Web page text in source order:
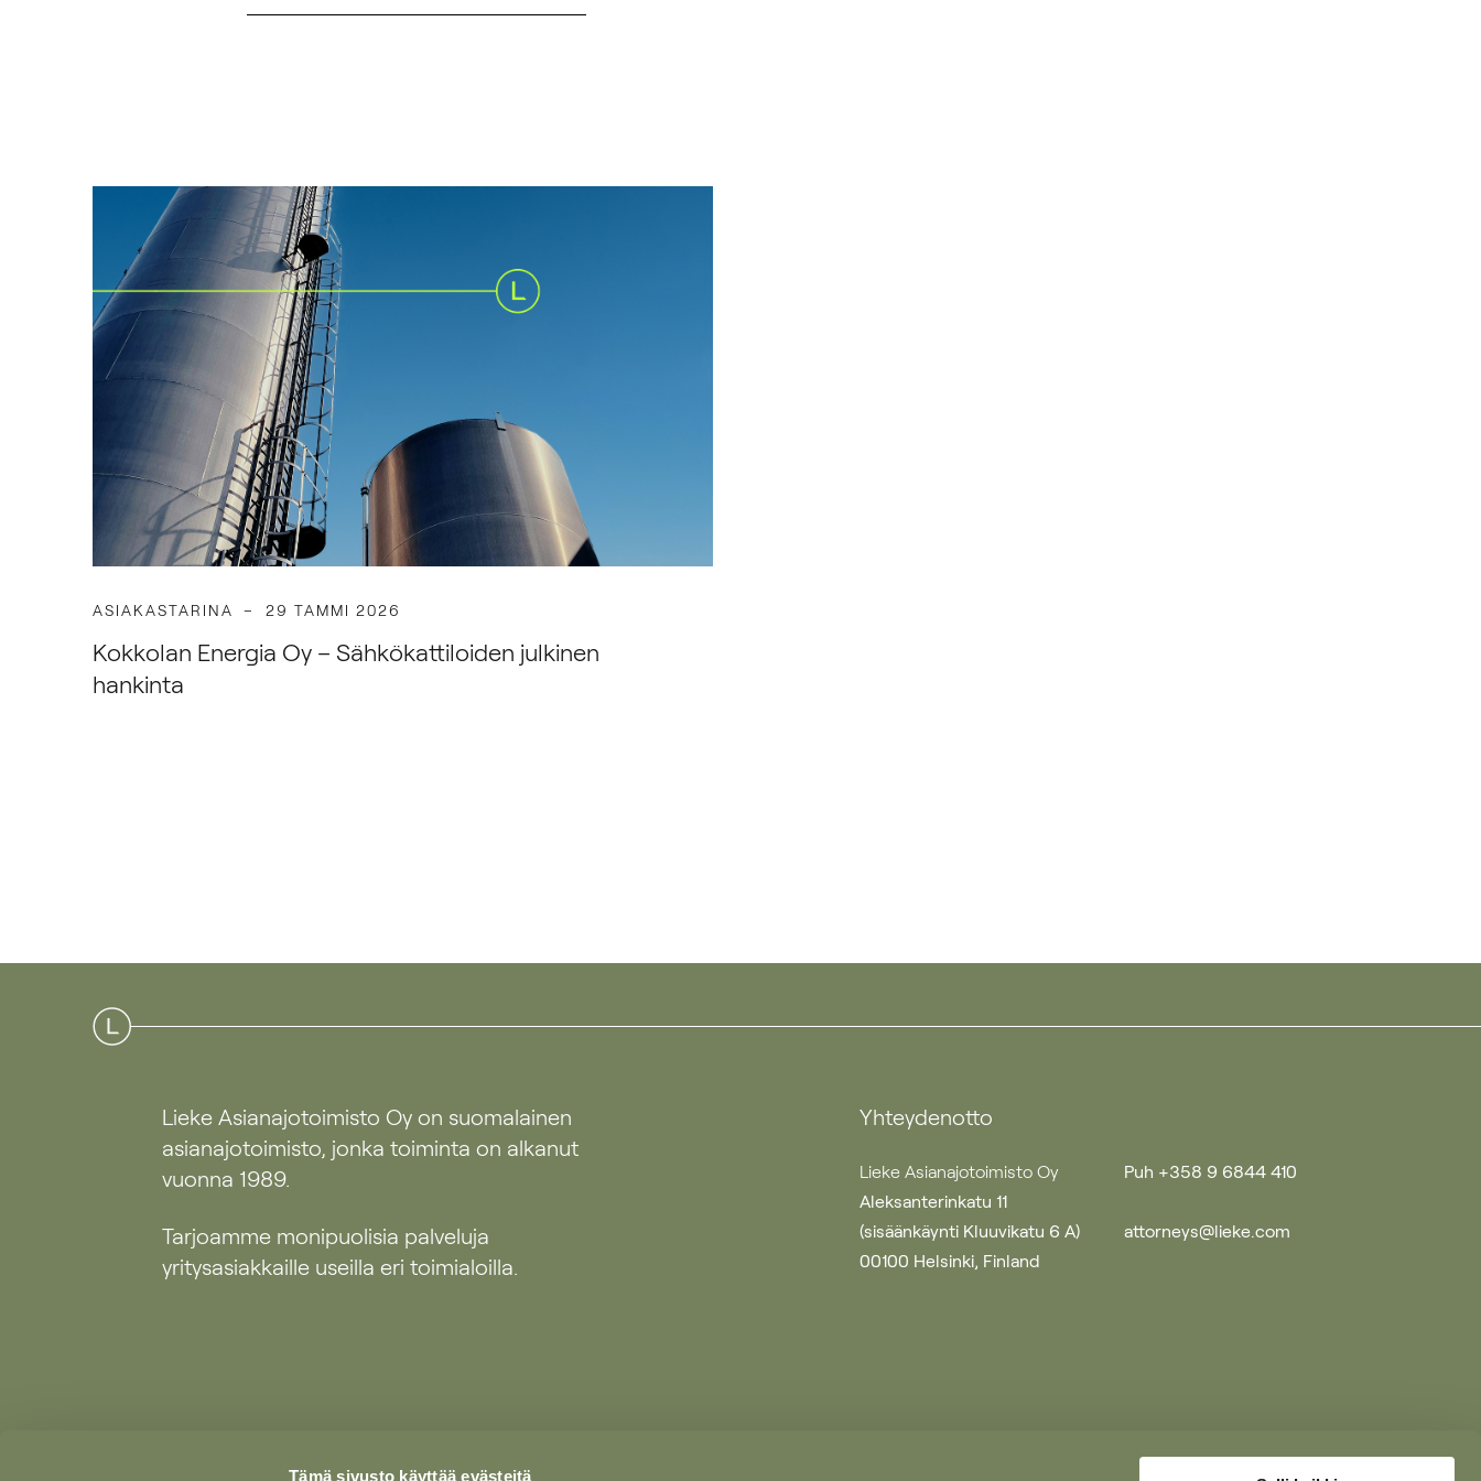
Tämä sivusto käyttää evästeitä
ASIAKASTARINA 29 TAMMI 2026
Kokkolan Energia Oy – Sähkökattiloiden julkinen
hankinta
Lieke Asianajotoimisto Oy on suomalainen
asianajotoimisto, jonka toiminta on alkanut
vuonna 1989.
Tarjoamme monipuolisia palveluja
yritysasiakkaille useilla eri toimialoilla.
Yhteydenotto
Lieke Asianajotoimisto Oy
Aleksanterinkatu 11
(sisäänkäynti Kluuvikatu 6 A)
00100 Helsinki, Finland
Puh +358 9 6844 410
attorneys@lieke.com